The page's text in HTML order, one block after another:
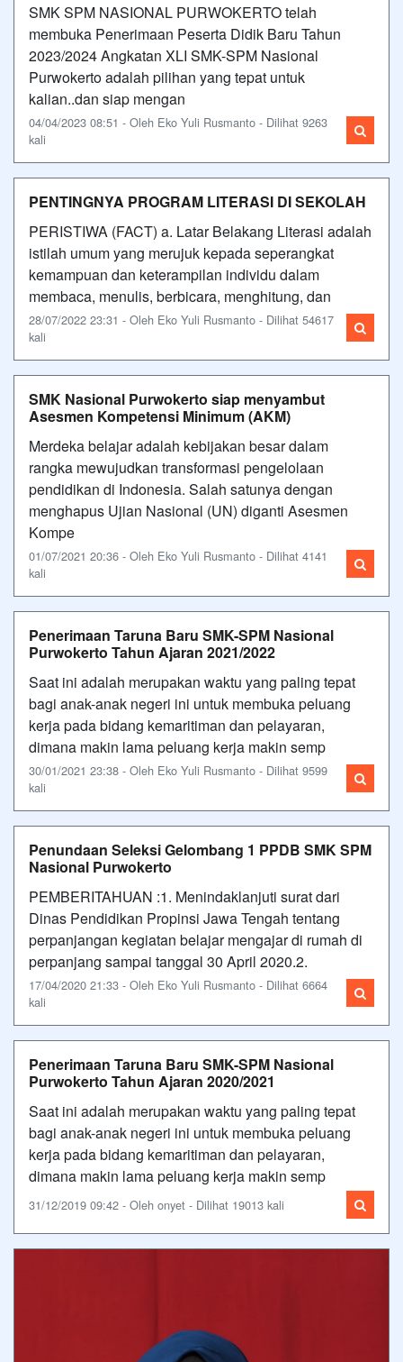
SMK SPM NASIONAL PURWOKERTO telah
membuka Penerimaan Peserta Didik Baru Tahun
2023/2024 Angkatan XLI SMK-SPM Nasional
Purwokerto adalah pilihan yang tepat untuk
kalian..dan siap mengan
04/04/2023 08:51 - Oleh Eko Yuli Rusmanto - Dilihat 9263
kali
PENTINGNYA PROGRAM LITERASI DI SEKOLAH
PERISTIWA (FACT) a. Latar Belakang Literasi adalah
istilah umum yang merujuk kepada seperangkat
kemampuan dan keterampilan individu dalam
membaca, menulis, berbicara, menghitung, dan
28/07/2022 23:31 - Oleh Eko Yuli Rusmanto - Dilihat 54617
kali
SMK Nasional Purwokerto siap menyambut
Asesmen Kompetensi Minimum (AKM)
Merdeka belajar adalah kebijakan besar dalam
rangka mewujudkan transformasi pengelolaan
pendidikan di Indonesia. Salah satunya dengan
menghapus Ujian Nasional (UN) diganti Asesmen
Kompe
01/07/2021 20:36 - Oleh Eko Yuli Rusmanto - Dilihat 4141
kali
Penerimaan Taruna Baru SMK-SPM Nasional
Purwokerto Tahun Ajaran 2021/2022
Saat ini adalah merupakan waktu yang paling tepat
bagi anak-anak negeri ini untuk membuka peluang
kerja pada bidang kemaritiman dan pelayaran,
dimana makin lama peluang kerja makin semp
30/01/2021 23:38 - Oleh Eko Yuli Rusmanto - Dilihat 9599
kali
Penundaan Seleksi Gelombang 1 PPDB SMK SPM
Nasional Purwokerto
PEMBERITAHUAN :1. Menindaklanjuti surat dari
Dinas Pendidikan Propinsi Jawa Tengah tentang
perpanjangan kegiatan belajar mengajar di rumah di
perpanjang sampai tanggal 30 April 2020.2.
17/04/2020 21:33 - Oleh Eko Yuli Rusmanto - Dilihat 6664
kali
Penerimaan Taruna Baru SMK-SPM Nasional
Purwokerto Tahun Ajaran 2020/2021
Saat ini adalah merupakan waktu yang paling tepat
bagi anak-anak negeri ini untuk membuka peluang
kerja pada bidang kemaritiman dan pelayaran,
dimana makin lama peluang kerja makin semp
31/12/2019 09:42 - Oleh onyet - Dilihat 19013 kali